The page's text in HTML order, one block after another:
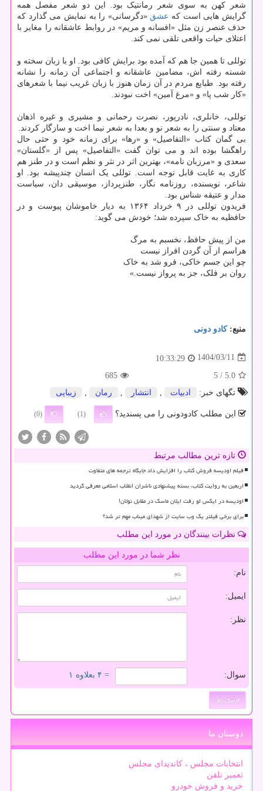
شعر کهن به سوی شعر رمانتیک بود. این دو شعر مفصل همه
گرایش هایی است که عشق«دگرسانی» را به نمایش می گذارد که
حذف عنصر زن مثل «افسانه و مریم» در روابط عاشقانه را مغایر با
اعتلای حیات واقعی تلقی نمی کند.
توللی تا همین جا هم که آمده بود برایش کافی بود. او با زبان سخته و
شسته رفته اش، مضامین عاشقانه و اجتماعی آن زمانه را نشانه
رفته بود. طبایع مردم در آن زمان هنوز با زبان غریب نیما با شعرهای
«کار شب پا» و «مرغ آمین» اخت نبودند.
توللی، خانلری، نادرپور، نصرت رحمانی و مشیری و غیره اذهان
معتاد و سنتی را به شعر نو و بعدا به شعر نیما اخت و سازگار کردند.
بی گمان کتاب «التفاصیل» و «رها» برای زمانه خود و حتی حال
راهگشا بوده اند و می توان گفت «التفاصیل» پس از «گلستان»
سعدی و «مرزبان نامه»، بهترین اثر در نثر و نظم است و در طنز هم
کاری به غایت قابل توجه است. توللی یک انسان چندپیشه بود. او
شاعر، نویسنده، روزنامه نگار، طنزپرداز، موسیقی دان، سیاست
مدار و عتیقه شناس بود.
فریدون توللی در ۹ خرداد ۱۳۶۴ به دیار خاموشان پیوست و در
حافظیه به خاک سپرده شد؛ خودش می گوید:
من از پیش حافظ، نخسبم به مرگ
هراسم از آن گردن افراز نیست
چو این جسم خاکی، فرو شد به خاک
روان بر فلک، جز به پرواز نیست.»
منبع:كادو دونی
1404/03/11
10:33:29
5.0
/ 5
685
تگهای خبر:
ادبیات انتشار رمان زیبایی
این مطلب کادودونی را می پسندید؟ (1)
(0)
تازه ترین مطالب مرتبط
فیلم اودیسه فروش کتاب را افزایش داد جایگاه ترجمه های متفاوت
اربعین به روایت کتاب، بسته پیشنهادی ناشران انقلاب اسلامی معرفی گردید
اودیسه در ایکس لو رفت ایلان ماسک در مقابل نولان!
برای برخی فیلتر یک وب سایت از شهدای میناب مهم تر شد؟
نظرات بینندگان در مورد این مطلب
نظر شما در مورد این مطلب
نام:
ایمیل:
نظر:
سوال: = ۴ بعلاوه ۱
دوستان ما
انتخابات مجلس ، کاندیدای مجلس
تعمیر تلفن
خرید و فروش خودرو